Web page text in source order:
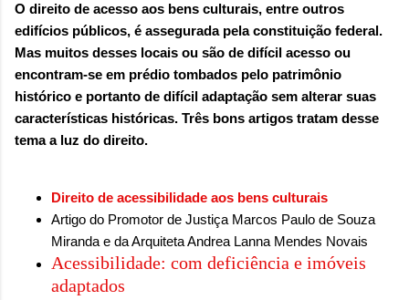
Patrícia Galvão em parceria com o Instituto
Locomotiva, divulgada em setembro de 2024,
mostrou um dado alarmante: que 97% das
brasileiras sentem medo de sofrer violência
quando se deslocam pela cidade. A mesma
pesquisa aponta que 71% das mulheres já
sofreram algum tipo de violência durante seus
e LBT, os índices sobem ainda mais. Isso não é
sensação isolada. Se per...
O direito de acesso aos bens culturais, entre outros
edifícios públicos, é assegurada pela constituição federal.
Mas muitos desses locais ou são de difícil acesso ou
encontram-se em prédio tombados pelo patrimônio
histórico e portanto de difícil adaptação sem alterar suas
características históricas. Três bons artigos tratam desse
tema a luz do direito.
Direito de acessibilidade aos bens culturais
Artigo do Promotor de Justiça Marcos Paulo de Souza
Miranda e da Arquiteta Andrea Lanna Mendes Novais
Acessibilidade: com deficiência e imóveis
adaptados